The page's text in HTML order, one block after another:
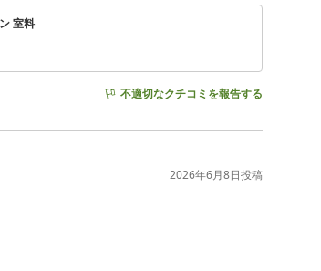
室料
不適切なクチコミを報告する
2026年6月8日投稿